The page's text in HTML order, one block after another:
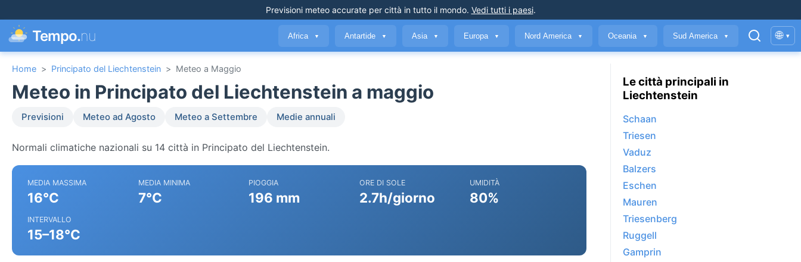
Previsioni meteo accurateper città in tutto il mondo. Vedi tutti i paesi.
Tempo.nu Africa ▼ Antartide ▼ Asia ▼ Europa ▼ Nord America ▼ Oceania ▼ Sud America ▼ 🌐 ▾
Home > Principato del Liechtenstein > Meteo a Maggio
Meteo in Principato del Liechtenstein a maggio
Previsioni Meteo ad Agosto Meteo a Settembre Medie annuali
Normali climatiche nazionali su 14 città in Principato del Liechtenstein.
MEDIA MASSIMA
16°C
MEDIA MINIMA
7°C
PIOGGIA
196 mm
ORE DI SOLE
2.7h/giorno
UMIDITÀ
80%
INTERVALLO
15–18°C
Le città principali in
Liechtenstein
Schaan
Triesen
Vaduz
Balzers
Eschen
Mauren
Triesenberg
Ruggell
Gamprin